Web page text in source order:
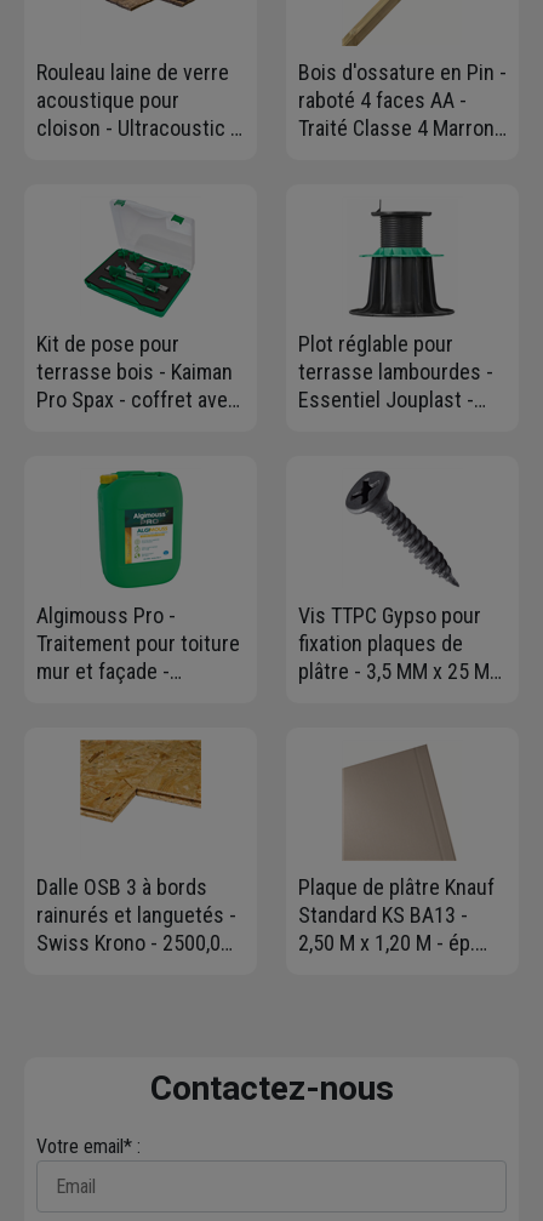
Rouleau laine de verre
acoustique pour
cloison - Ultracoustic -
8,00 M x 0,60 M - ép. 45
Bois d'ossature en Pin -
raboté 4 faces AA -
Traité Classe 4 Marron -
Kit de pose pour
terrasse bois - Kaiman
Pro Spax - coffret avec
Plot réglable pour
terrasse lambourdes -
Essentiel Jouplast -
Algimouss Pro -
Traitement pour toiture
mur et façade -
l'emploi - Bidon de 30
litres
Vis TTPC Gypso pour
fixation plaques de
plâtre - 3,5 MM x 25 MM
Dalle OSB 3 à bords
rainurés et languetés -
Swiss Krono - 2500,0
Plaque de plâtre Knauf
Standard KS BA13 -
2,50 M x 1,20 M - ép.
Contactez-nous
Votre email* :